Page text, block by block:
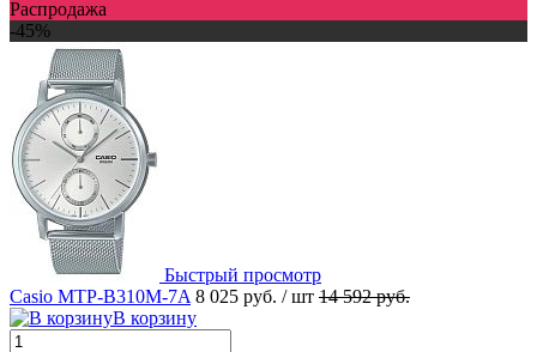
Распродажа
-45%
Быстрый просмотр
Casio MTP-B310M-7A 8 025 руб. / шт 14 592 руб.
В корзину